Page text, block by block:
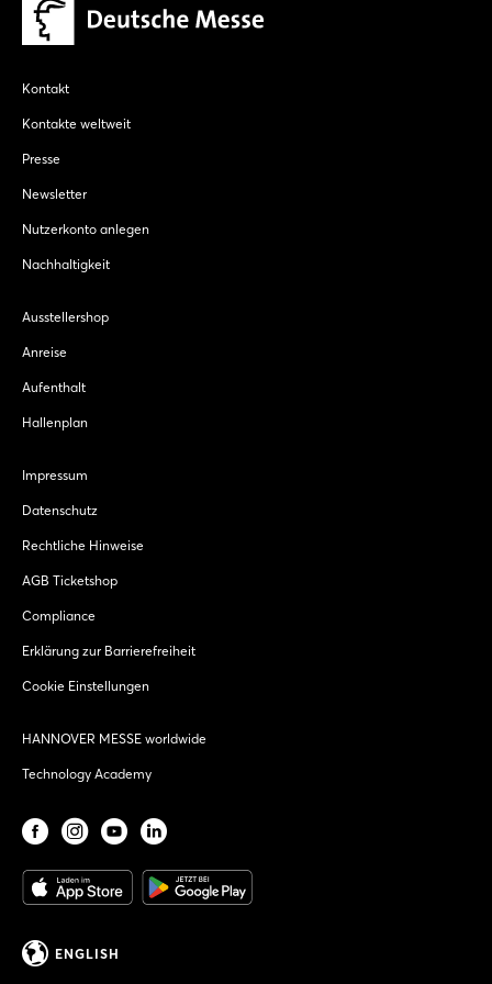
Kontakt
Kontakte weltweit
Presse
Newsletter
Nutzerkonto anlegen
Nachhaltigkeit
Ausstellershop
Anreise
Aufenthalt
Hallenplan
Impressum
Datenschutz
Rechtliche Hinweise
AGB Ticketshop
Compliance
Erklärung zur Barrierefreiheit
Cookie Einstellungen
HANNOVER MESSE worldwide
Technology Academy
ENGLISH